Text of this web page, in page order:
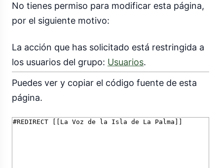
No tienes permiso para modificar esta página,
por el siguiente motivo:
La acción que has solicitado está restringida a
los usuarios del grupo: Usuarios.
Puedes ver y copiar el código fuente de esta
página.